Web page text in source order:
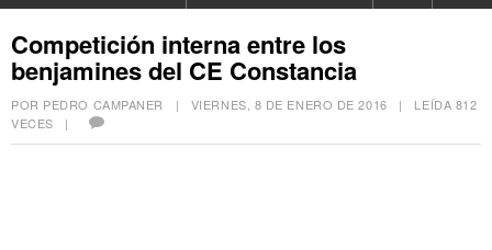
Competición interna entre los
benjamines del CE Constancia
POR PEDRO CAMPANER | VIERNES, 8 DE ENERO DE 2016 | LEÍDA 812
VECES |